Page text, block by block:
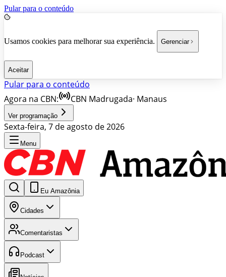
Pular para o conteúdo
Usamos cookies para melhorar sua experiência. Gerenciar
Aceitar
Pular para o conteúdo
Agora na CBN:
CBN Madrugada· Manaus
Ver programação
Sexta-feira, 7 de agosto de 2026
Menu
Eu Amazônia
Cidades
Comentaristas
Podcast